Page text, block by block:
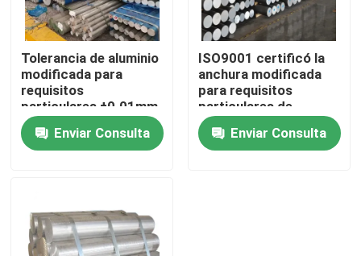
Contactos
Productos
Vídeos
Hoja inoxidable de la placa de acero
Tolerancia de aluminio
modificada para
requisitos
particulares ±0.01mm
MOQ de la longitud de
la barra 1 pedazo
Enviar Consulta
ISO9001 certificó la
anchura modificada
para requisitos
particulares de
aluminio de la barra
cuadradaEnviar Consulta